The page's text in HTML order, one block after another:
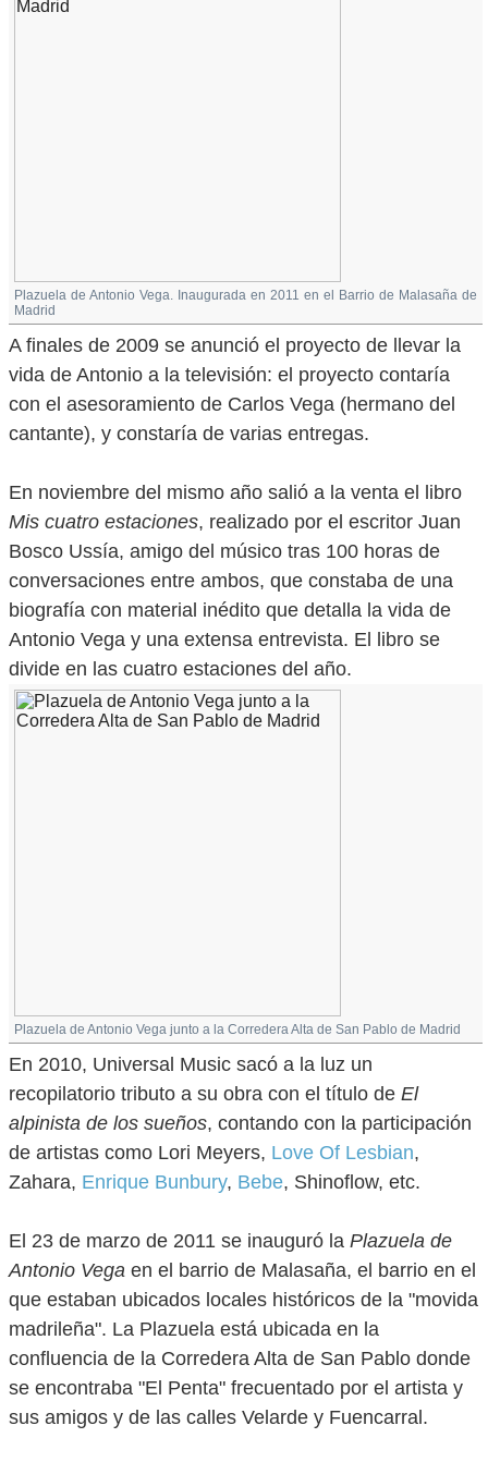
Plazuela de Antonio Vega. Inaugurada en 2011 en el Barrio de Malasaña de
Madrid
A finales de 2009 se anunció el proyecto de llevar la
vida de Antonio a la televisión: el proyecto contaría
con el asesoramiento de Carlos Vega (hermano del
cantante), y constaría de varias entregas.
En noviembre del mismo año salió a la venta el libro
Mis cuatro estaciones, realizado por el escritor Juan
Bosco Ussía, amigo del músico tras 100 horas de
conversaciones entre ambos, que constaba de una
biografía con material inédito que detalla la vida de
Antonio Vega y una extensa entrevista. El libro se
divide en las cuatro estaciones del año.
Plazuela de Antonio Vega junto a la Corredera Alta de San Pablo de Madrid
En 2010, Universal Music sacó a la luz un
recopilatorio tributo a su obra con el título de El
alpinista de los sueños, contando con la participación
de artistas como Lori Meyers, Love Of Lesbian,
Zahara, Enrique Bunbury, Bebe, Shinoflow, etc.
El 23 de marzo de 2011 se inauguró la Plazuela de
Antonio Vega en el barrio de Malasaña, el barrio en el
que estaban ubicados locales históricos de la "movida
madrileña". La Plazuela está ubicada en la
confluencia de la Corredera Alta de San Pablo donde
se encontraba "El Penta" frecuentado por el artista y
sus amigos y de las calles Velarde y Fuencarral.